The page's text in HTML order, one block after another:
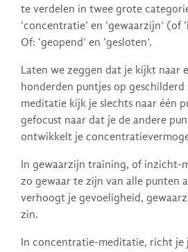
te verdelen in twee grote
‘concentratie’ en ‘gewaarzijn’ (of
Of: ‘geopend’ en ‘gesloten’.
Laten we zeggen dat je kijkt naar
honderden puntjes op
meditatie kijk je slechts naar één
gefocust naar dat je de andere
ontwikkelt je
In gewaarzijn training, of inzicht-
zo gewaar te zijn van alle punten
verhoogt je gevoeligheid,
zin.
In concentratie-meditatie, richt je